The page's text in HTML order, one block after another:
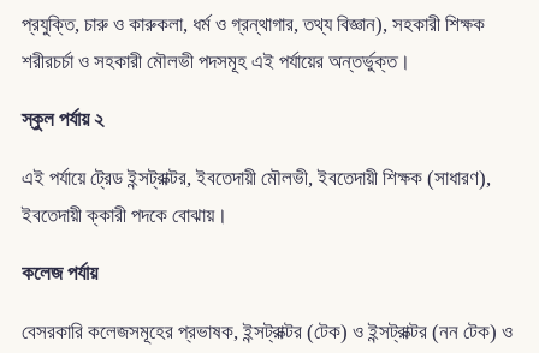
প্রযুক্তি, চারু ও কারুকলা, ধর্ম ও গ্রন্থাগার, তথ্য বিজ্ঞান), সহকারী শিক্ষক
শরীরচর্চা ও সহকারী মৌলভী পদসমূহ এই পর্যায়ের অন্তর্ভুক্ত।
স্কুল পর্যায় ২
এই পর্যায়ে ট্রেড ইন্সট্রাক্টর, ইবতেদায়ী মৌলভী, ইবতেদায়ী শিক্ষক (সাধারণ),
ইবতেদায়ী ক্কারী পদকে বোঝায়।
কলেজ পর্যায়
বেসরকারি কলেজসমূহের প্রভাষক, ইন্সট্রাক্টর (টেক) ও ইন্সট্রাক্টর (নন টেক) ও